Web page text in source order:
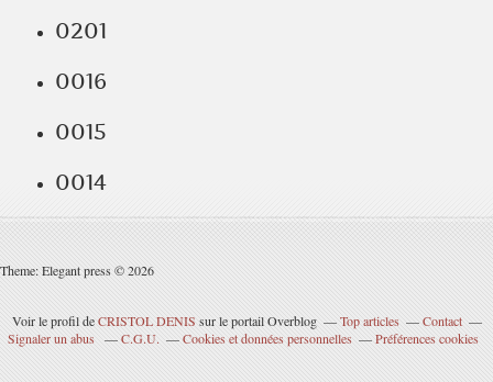
0201
0016
0015
0014
Theme: Elegant press © 2026
Voir le profil deCRISTOL DENIS sur le portail Overblog Top articles
Contact
Signaler un abus
C.G.U. Cookies et données personnelles Préférences cookies